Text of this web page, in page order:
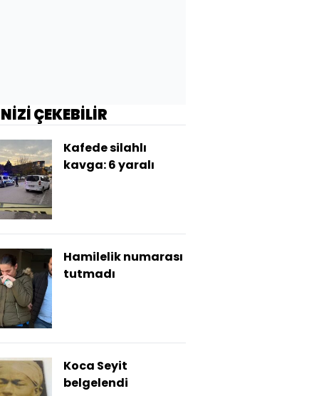
ÇEKEBİLİR
Kafede silahlı
kavga: 6 yaralı
Hamilelik numarası
tutmadı
Koca Seyit
belgelendi